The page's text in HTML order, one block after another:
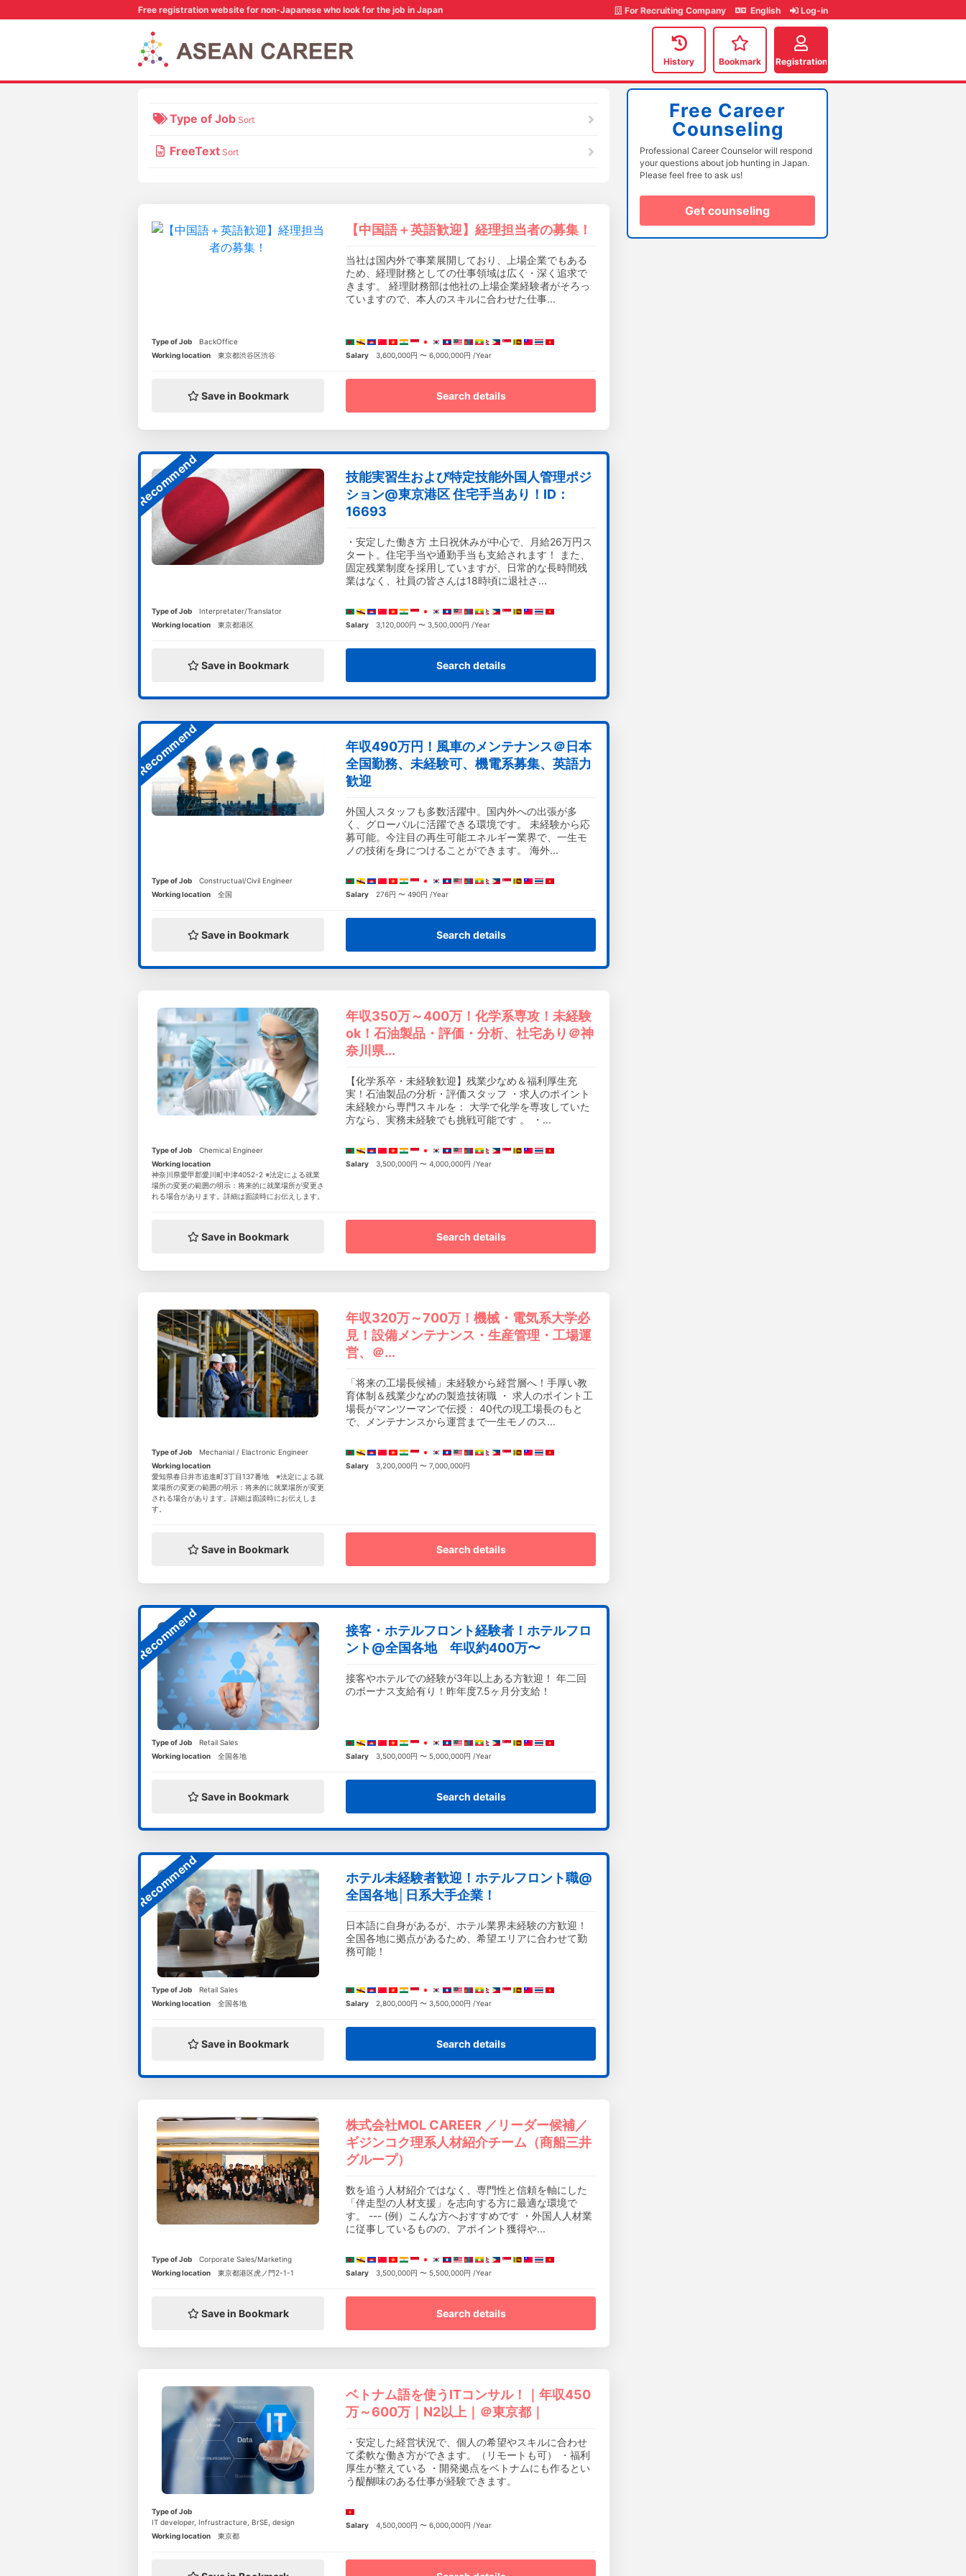
For Recruiting Company English Log-in
Free registration website for non-Japanese who look for the job in Japan
History Bookmark Registration
Type of Job Sort
FreeText Sort
【中国語＋英語歓迎】経理担当者の募集！
当社は国内外で事業展開しており、上場企業でもある
ため、経理財務としての仕事領域は広く・深く追求で
きます。 経理財務部は他社の上場企業経験者がそろっ
ていますので、本人のスキルに合わせた仕事...
Type of Job
BackOffice
Working location
東京都渋谷区渋谷 Salary 3,600,000円 〜 6,000,000円 /Year
Save in Bookmark Search details
Recommend
技能実習生および特定技能外国人管理ポジ
ション@東京港区 住宅手当あり！ID：
16693
・安定した働き方 土日祝休みが中心で、月給26万円ス
タート。住宅手当や通勤手当も支給されます！ また、
固定残業制度を採用していますが、日常的な長時間残
業はなく、社員の皆さんは18時頃に退社さ...
Type of Job
Interpretater/Translator
Working location
東京都港区 Salary 3,120,000円 〜 3,500,000円 /Year
Save in Bookmark Search details
Recommend
年収490万円！風車のメンテナンス＠日本
全国勤務、未経験可、機電系募集、英語力
歓迎
外国人スタッフも多数活躍中。国内外への出張が多
く、グローバルに活躍できる環境です。 未経験から応
募可能。今注目の再生可能エネルギー業界で、一生モ
ノの技術を身につけることができます。 海外...
Type of Job
Constructual/Civil Engineer
Working location
全国 Salary 276円 〜 490円 /Year
Save in Bookmark Search details
年収350万～400万！化学系専攻！未経験
ok！石油製品・評価・分析、社宅あり＠神
奈川県...
【化学系卒・未経験歓迎】残業少なめ＆福利厚生充
実！石油製品の分析・評価スタッフ ・求人のポイント
未経験から専門スキルを： 大学で化学を専攻していた
方なら、実務未経験でも挑戦可能です 。 ・...
Type of Job
Chemical Engineer
Working location
神奈川県愛甲郡愛川町中津4052-2 ※法定による就業
場所の変更の範囲の明示：将来的に就業場所が変更さ
れる場合があります。詳細は面談時にお伝えします。
Salary 3,500,000円 〜 4,000,000円 /Year
Save in Bookmark Search details
年収320万～700万！機械・電気系大学必
見！設備メンテナンス・生産管理・工場運
営、＠...
「将来の工場長候補」未経験から経営層へ！手厚い教
育体制＆残業少なめの製造技術職 ・ 求人のポイント工
場長がマンツーマンで伝授： 40代の現工場長のもと
で、メンテナンスから運営まで一生モノのス...
Type of Job
Mechanial / Elactronic Engineer
Working location
愛知県春日井市追進町3丁目137番地 ※法定による就
業場所の変更の範囲の明示：将来的に就業場所が変更
される場合があります。詳細は面談時にお伝えしま
す。
Salary 3,200,000円 〜 7,000,000円
Save in Bookmark Search details
Recommend
接客・ホテルフロント経験者！ホテルフロ
ント@全国各地 年収約400万〜
接客やホテルでの経験が3年以上ある方歓迎！ 年二回
のボーナス支給有り！昨年度7.5ヶ月分支給！
Type of Job
Retail Sales
Working location
全国各地 Salary 3,500,000円 〜 5,000,000円 /Year
Save in Bookmark Search details
Recommend
ホテル未経験者歓迎！ホテルフロント職@
全国各地│日系大手企業！
日本語に自身があるが、ホテル業界未経験の方歓迎！
全国各地に拠点があるため、希望エリアに合わせて勤
務可能！
Type of Job
Retail Sales
Working location
全国各地 Salary 2,800,000円 〜 3,500,000円 /Year
Save in Bookmark Search details
株式会社MOL CAREER ／リーダー候補／
ギジンコク理系人材紹介チーム（商船三井
グループ）
数を追う人材紹介ではなく、専門性と信頼を軸にした
「伴走型の人材支援」を志向する方に最適な環境で
す。 --- (例）こんな方へおすすめです ・外国人人材業
に従事しているものの、アポイント獲得や...
Type of Job
Corporate Sales/Marketing
Working location
東京都港区虎ノ門2-1-1 Salary 3,500,000円 〜 5,500,000円 /Year
Save in Bookmark Search details
ベトナム語を使うITコンサル！｜年収450
万～600万｜N2以上｜＠東京都｜
・安定した経営状況で、個人の希望やスキルに合わせ
て柔軟な働き方ができます。（リモートも可） ・福利
厚生が整えている ・開発拠点をベトナムにも作るとい
う醍醐味のある仕事が経験できます。
Type of Job
IT developer, Infrustracture, BrSE, design
Working location
東京都
Salary 4,500,000円 〜 6,000,000円 /Year
Free Career
Counseling
Professional Career Counselor will respond
your questions about job hunting in Japan.
Please feel free to ask us!
Get counseling